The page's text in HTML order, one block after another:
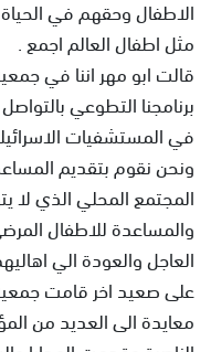
الاطفال وحقهم في
مثل اطفال العالم اجمع .
قالت ابو مهر اننا في
برنامجنا التطوعي
في المستشفيات
ونحن نقوم بتقديم
المجتمع المحلي الذي لا
والمساعدة للاطفال
العاجل والعودة الي
على صعيد اخر قامت جمعية
معايدة الى العديد من